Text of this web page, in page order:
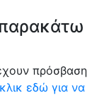
πρόσβαση
εδώ για να